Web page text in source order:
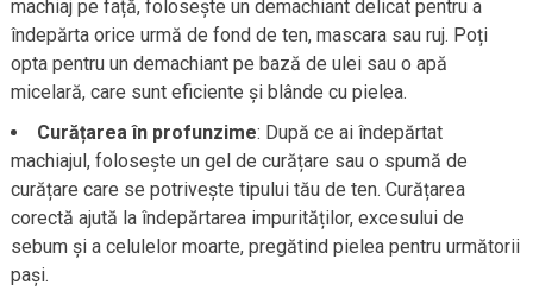
machiaj pe față, folosește un demachiant delicat pentru a
îndepărta orice urmă de fond de ten, mascara sau ruj. Poți
opta pentru un demachiant pe bază de ulei sau o apă
micelară, care sunt eficiente și blânde cu pielea.
Curățarea în profunzime: După ce ai îndepărtat
machiajul, folosește un gel de curățare sau o spumă de
curățare care se potrivește tipului tău de ten. Curățarea
corectă ajută la îndepărtarea impurităților, excesului de
sebum și a celulelor moarte, pregătind pielea pentru următorii
pași.